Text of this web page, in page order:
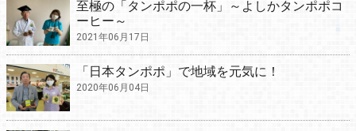
至極の「タンポポの一杯」～よしかタンポポコ
ーヒー～
2021年06月17日
「日本タンポポ」で地域を元気に！
2020年06月04日